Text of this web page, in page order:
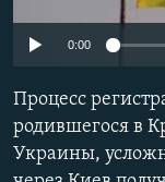
ПОБЕДИТЕЛЕЙ НЕ
ELIFBE
УКРАИНСКАЯ
ПРИСОЕДИНЯЙТЕСЬ!
Все сайты RFE/
0:00
Процесс
родившегося в
Украины,